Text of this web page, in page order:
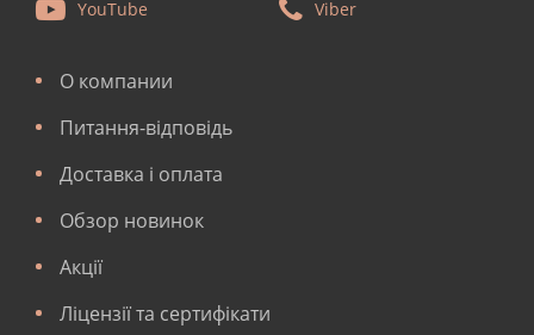
YouTube Viber
О компании
Питання-відповідь
Доставка і оплата
Обзор новинок
Акції
Ліцензії та сертифікати